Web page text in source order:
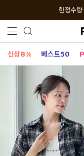
한정수량
신상8% 베스트50